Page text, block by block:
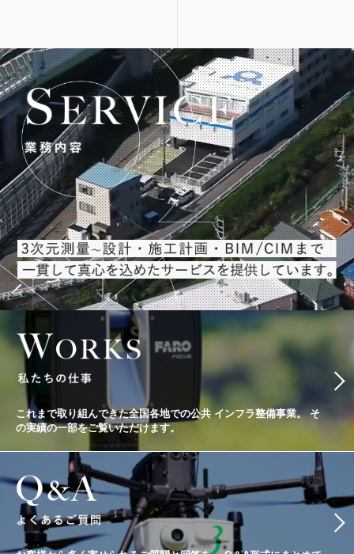
これまで取り組んできた全国各地での公共 インフラ整備事業。そ
の実績の一部をご覧いただけます。